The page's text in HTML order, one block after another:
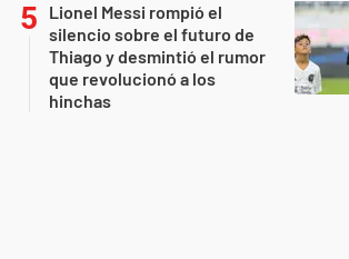
Lionel Messi rompió el
silencio sobre el futuro de
Thiago y desmintió el rumor
que revolucionó a los
hinchas